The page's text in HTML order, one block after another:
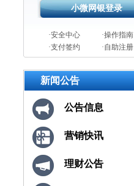
·安全中心
·操作指南
·支付签约
·自助注册
新闻公告
公告信息
营销快讯
理财公告